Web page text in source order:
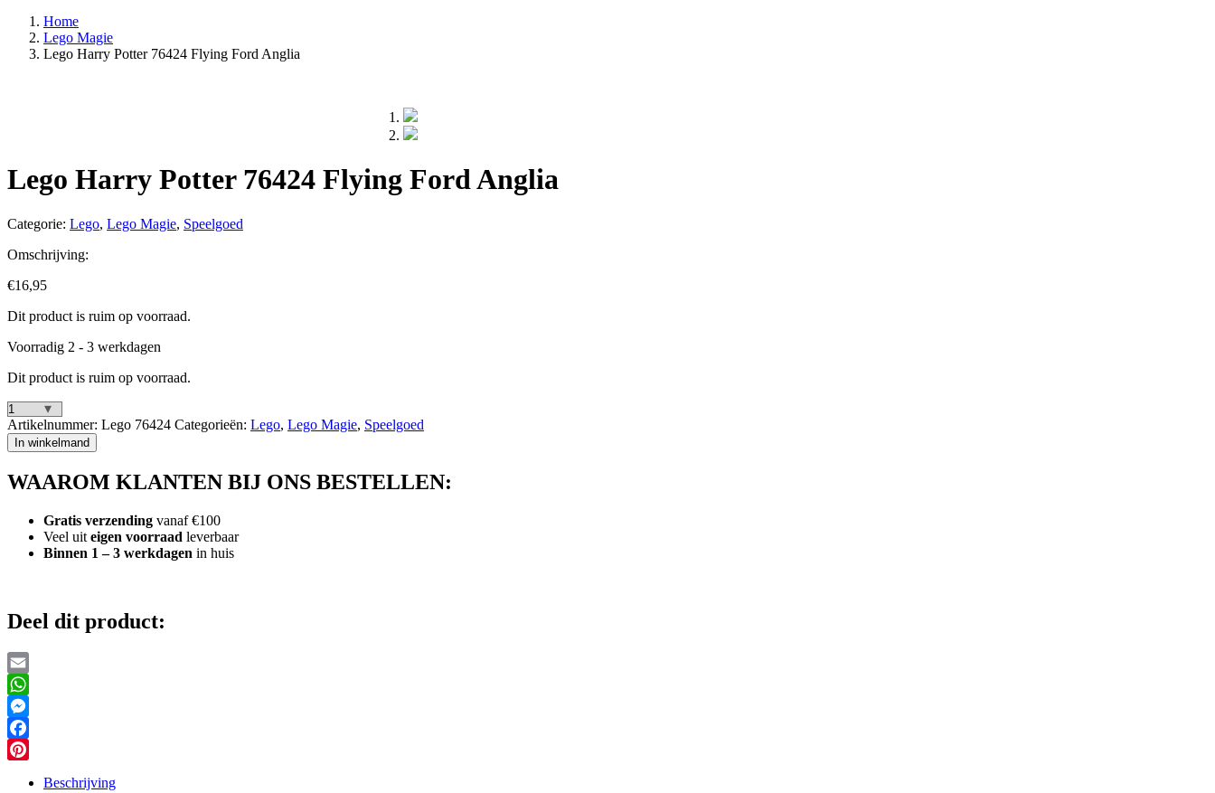
Home
Lego Magie
Lego Harry Potter 76424 Flying Ford Anglia
Lego Harry Potter 76424 Flying Ford Anglia
Categorie: Lego, Lego Magie, Speelgoed
Omschrijving:
€16,95
Dit product is ruim op voorraad.
Voorradig 2 - 3 werkdagen
Dit product is ruim op voorraad.
Lego
Harry
Potter
Flying
Artikelnummer: Lego 76424 Categorieën: Lego, Lego Magie, Speelgoed
In winkelmand
WAAROM KLANTEN BIJ ONS BESTELLEN:
Gratis verzending vanaf €100
Veel uit eigen voorraad leverbaar
Binnen 1 – 3 werkdagen in huis
Deel dit product:
Email
WhatsApp
Messenger
Facebook
Beschrijving